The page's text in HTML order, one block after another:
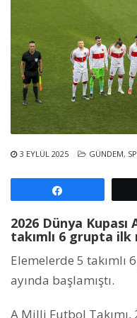
3 EYLÜL 2025 GÜNDEM,
2026 Dünya Kupası
takımlı 6 grupta ilk
Elemelerde 5
ayında başlamıştı.
A Milli Futbol Takımı,